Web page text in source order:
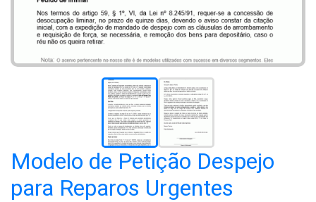
Modelo de Petição Despejo
para Reparos Urgentes